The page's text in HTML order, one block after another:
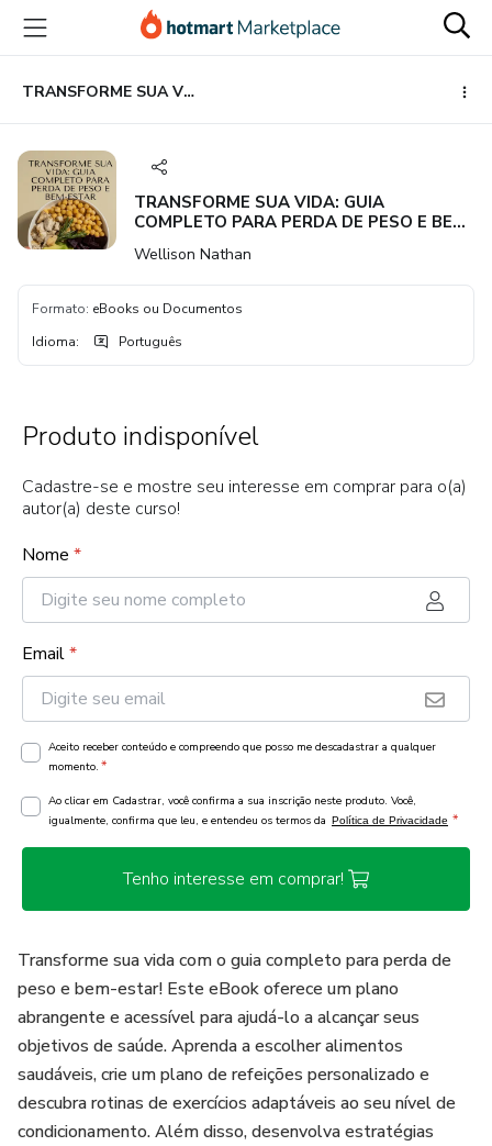
para
conteúdo
principal
para
pagamento
para
rodapé
TRANSFORME SUA VIDA: GUIA COMPLETO PARA PERDA DE PESO E BEM-ESTAR
TRANSFORME SUA VIDA: GUIA
COMPLETO PARA PERDA DE PESO E BEM-
Wellison Nathan
Formato: eBooks ou Documentos
Idioma: Português
Produto indisponível
Cadastre-se e mostre seu interesse em comprar para o(a)
autor(a) deste curso!
Nome *
Email*
Aceito receber conteúdo e compreendo que posso me descadastrar a qualquer
momento. *
Ao clicar em Cadastrar, você confirma a sua inscrição neste produto. Você,
igualmente, confirma que leu, e entendeu os termos da Política de Privacidade *
Tenho interesse em comprar!
Transforme sua vida com o guia completo para perda de
peso e bem-estar! Este eBook oferece um plano
abrangente e acessível para ajudá-lo a alcançar seus
objetivos de saúde. Aprenda a escolher alimentos
saudáveis, crie um plano de refeições personalizado e
descubra rotinas de exercícios adaptáveis ao seu nível de
condicionamento. Além disso, desenvolva estratégias